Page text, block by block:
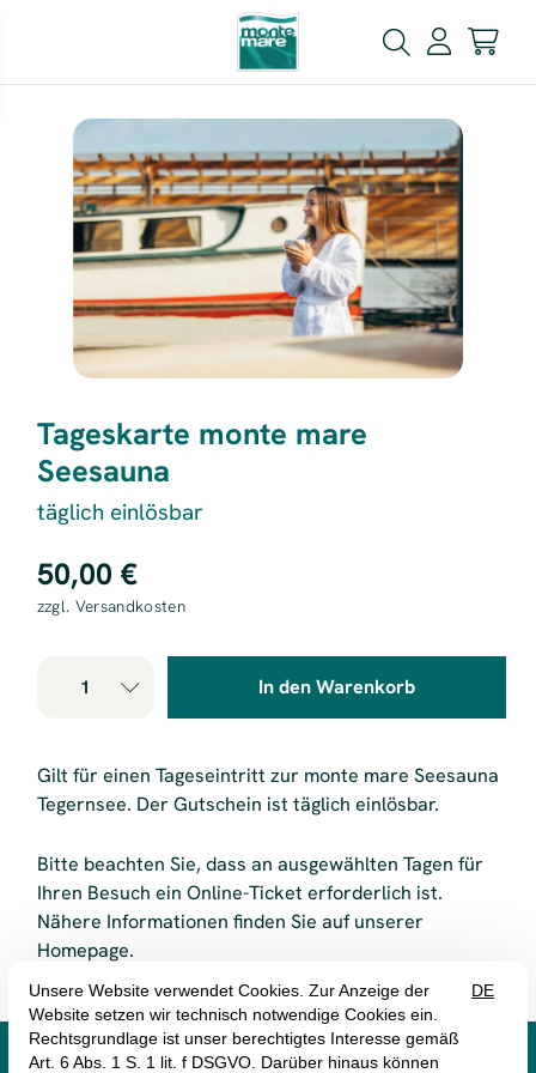
Tageskarte monte mare
Seesauna
täglich einlösbar
50,00 €
zzgl. Versandkosten
In den Warenkorb
Gilt für einen Tageseintritt zur monte mare Seesauna
Tegernsee. Der Gutschein ist täglich einlösbar.
Bitte beachten Sie, dass an ausgewählten Tagen für
Ihren Besuch ein Online-Ticket erforderlich ist.
Nähere Informationen finden Sie auf unserer
Homepage.